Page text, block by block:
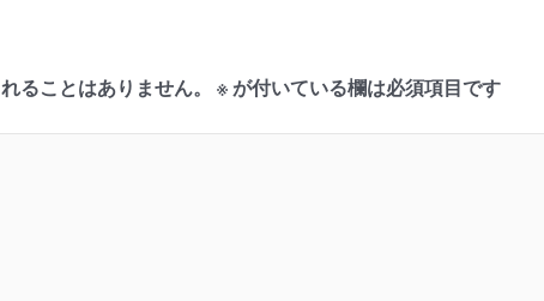
ることはありません。 ※ が付いている欄は必須項目です